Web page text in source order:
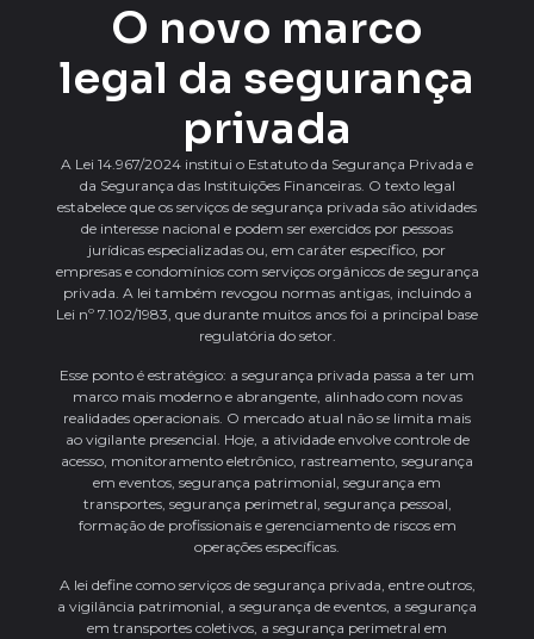
O novo marco
legal da segurança
privada
A Lei 14.967/2024 institui o Estatuto da Segurança Privada e
da Segurança das Instituições Financeiras. O texto legal
estabelece que os serviços de segurança privada são atividades
de interesse nacional e podem ser exercidos por pessoas
jurídicas especializadas ou, em caráter específico, por
empresas e condomínios com serviços orgânicos de segurança
privada. A lei também revogou normas antigas, incluindo a
Lei nº 7.102/1983, que durante muitos anos foi a principal base
regulatória do setor.
Esse ponto é estratégico: a segurança privada passa a ter um
marco mais moderno e abrangente, alinhado com novas
realidades operacionais. O mercado atual não se limita mais
ao vigilante presencial. Hoje, a atividade envolve controle de
acesso, monitoramento eletrônico, rastreamento, segurança
em eventos, segurança patrimonial, segurança em
transportes, segurança perimetral, segurança pessoal,
formação de profissionais e gerenciamento de riscos em
operações específicas.
A lei define como serviços de segurança privada, entre outros,
a vigilância patrimonial, a segurança de eventos, a segurança
em transportes coletivos, a segurança perimetral em